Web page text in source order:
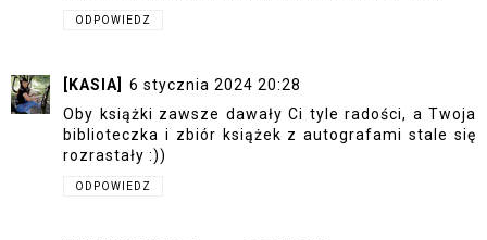
ODPOWIEDZ
[KASIA]
6 stycznia 2024 20:28
Oby książki zawsze dawały Ci tyle radości, a Twoja
biblioteczka i zbiór książek z autografami stale się
rozrastały :))
ODPOWIEDZ